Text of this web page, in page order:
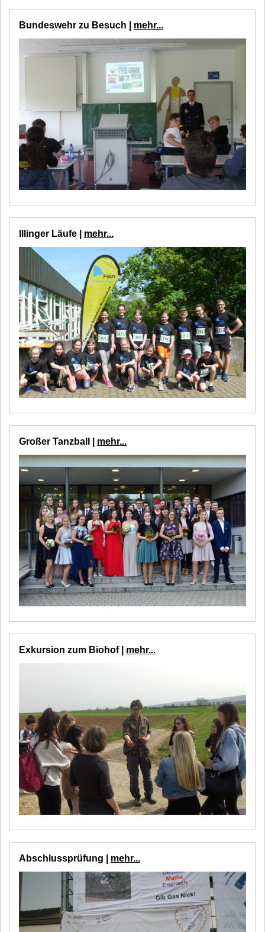
Bundeswehr zu Besuch | mehr...
Illinger Läufe | mehr...
Großer Tanzball | mehr...
Exkursion zum Biohof | mehr...
Abschlussprüfung | mehr...